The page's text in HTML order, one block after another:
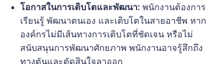
โอกาสในการเติบโตและพัฒนา: พนักงานต้องการ
เรียนรู้ พัฒนาตนเอง และเติบโตในสายอาชีพ หาก
องค์กรไม่มีเส้นทางการเติบโตที่ชัดเจน หรือไม่
สนับสนุนการพัฒนาศักยภาพ พนักงานอาจรู้สึกถึง
ทางตันและตัดสินใจลาออก